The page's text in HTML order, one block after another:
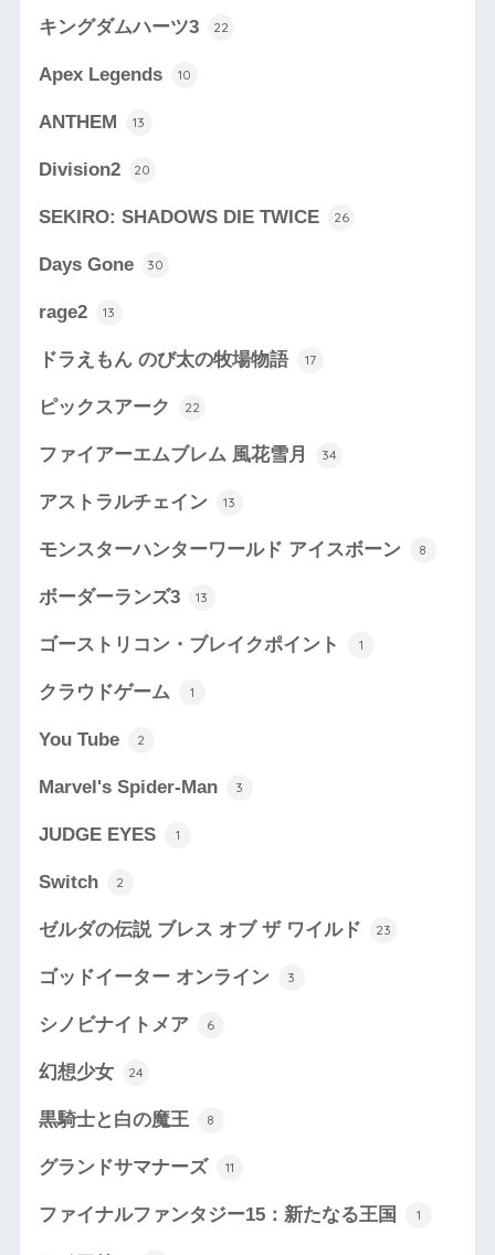
キングダムハーツ3 22
Apex Legends 10
ANTHEM 13
Division2 20
SEKIRO: SHADOWS DIE TWICE 26
Days Gone 30
rage2 13
ドラえもん のび太の牧場物語 17
ピックスアーク 22
ファイアーエムブレム 風花雪月 34
アストラルチェイン 13
モンスターハンターワールド アイスボーン 8
ボーダーランズ3 13
ゴーストリコン・ブレイクポイント 1
クラウドゲーム 1
You Tube 2
Marvel's Spider-Man 3
JUDGE EYES 1
Switch 2
ゼルダの伝説 ブレス オブ ザ ワイルド 23
ゴッドイーター オンライン 3
シノビナイトメア 6
幻想少女 24
黒騎士と白の魔王 8
グランドサマナーズ 11
ファイナルファンタジー15：新たなる王国 1